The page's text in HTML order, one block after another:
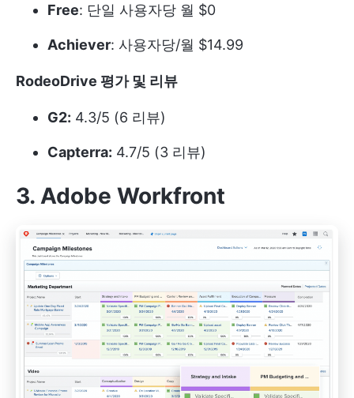
Free: 단일 사용자당 월 $0
Achiever: 사용자당/월 $14.99
RodeoDrive 평가 및 리뷰
G2: 4.3/5 (6 리뷰)
Capterra: 4.7/5 (3 리뷰)
3. Adobe Workfront